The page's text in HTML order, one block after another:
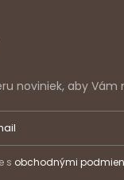
noviniek, aby Vám
s obchodnými